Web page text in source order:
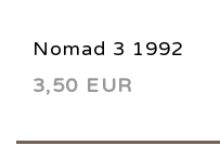
Nomad 3 1992
3,50 EUR